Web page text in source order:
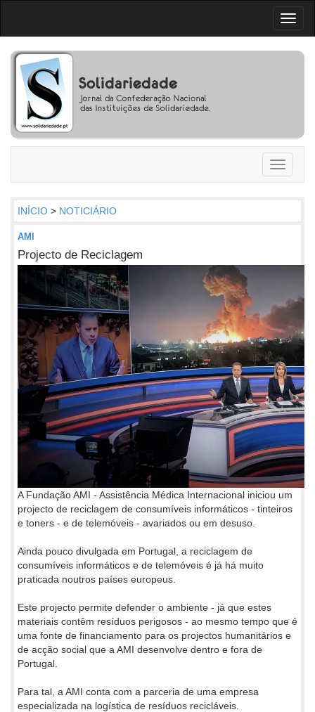
Toggle
INÍCIO > NOTICIÁRIO
AMI
Projecto de Reciclagem
A Fundação AMI - Assistência Médica Internacional iniciou um
projecto de reciclagem de consumíveis informáticos - tinteiros
e toners - e de telemóveis - avariados ou em desuso.
Ainda pouco divulgada em Portugal, a reciclagem de
consumíveis informáticos e de telemóveis é já há muito
praticada noutros países europeus.
Este projecto permite defender o ambiente - já que estes
materiais contêm resíduos perigosos - ao mesmo tempo que é
uma fonte de financiamento para os projectos humanitários e
de acção social que a AMI desenvolve dentro e fora de
Portugal.
Para tal, a AMI conta com a parceria de uma empresa
especializada na logística de resíduos recicláveis.